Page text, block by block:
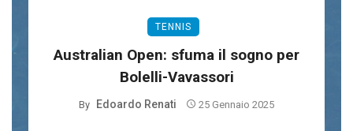
TENNIS
Australian Open: sfuma il sogno per
Bolelli-Vavassori
By Edoardo Renati 25 Gennaio 2025